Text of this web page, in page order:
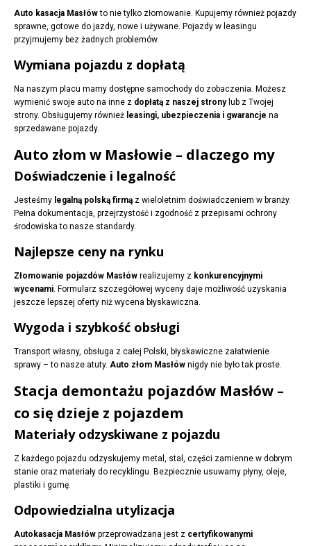
Auto kasacja Masłówto nie tylko złomowanie. Kupujemy również pojazdy
sprawne, gotowe do jazdy, nowe i używane. Pojazdy w leasingu
przyjmujemy bez żadnych problemów.
Wymiana pojazdu z dopłatą
Na naszym placu mamy dostępne samochody do zobaczenia. Możesz
wymienić swoje auto na inne z dopłatą z naszej stronylub z Twojej
strony. Obsługujemy również leasingi, ubezpieczenia i gwarancje na
sprzedawane pojazdy.
Auto złom w Masłowie – dlaczego my
Doświadczenie i legalność
Jesteśmy legalną polską firmą z wieloletnim doświadczeniem w branży.
Pełna dokumentacja, przejrzystość i zgodność z przepisami ochrony
środowiska to nasze standardy.
Najlepsze ceny na rynku
Złomowanie pojazdów Masłów realizujemy z konkurencyjnymi
wycenami. Formularz szczegółowej wyceny daje możliwość uzyskania
jeszcze lepszej oferty niż wycena błyskawiczna.
Wygoda i szybkość obsługi
Transport własny, obsługa z całej Polski, błyskawiczne załatwienie
sprawy – to nasze atuty. Auto złom Masłów nigdy nie było tak proste.
Stacja demontażu pojazdów Masłów –
co się dzieje z pojazdem
Materiały odzyskiwane z pojazdu
Z każdego pojazdu odzyskujemy metal, stal, części zamienne w dobrym
stanie oraz materiały do recyklingu. Bezpiecznie usuwamy płyny, oleje,
plastiki i gumę.
Odpowiedzialna utylizacja
Autokasacja Masłów przeprowadzana jest z certyfikowanymi